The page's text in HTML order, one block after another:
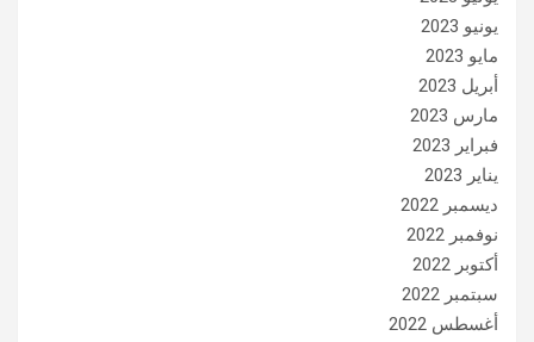
يونيو 2023
مايو 2023
أبريل 2023
مارس 2023
فبراير 2023
يناير 2023
ديسمبر 2022
نوفمبر 2022
أكتوبر 2022
سبتمبر 2022
أغسطس 2022